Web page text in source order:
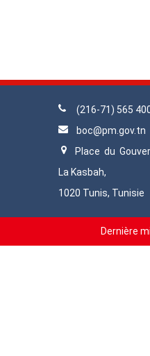
(216-71) 565
boc@pm.gov.tn
Place du
La Kasbah,
1020 Tunis, Tunisie
Dernière